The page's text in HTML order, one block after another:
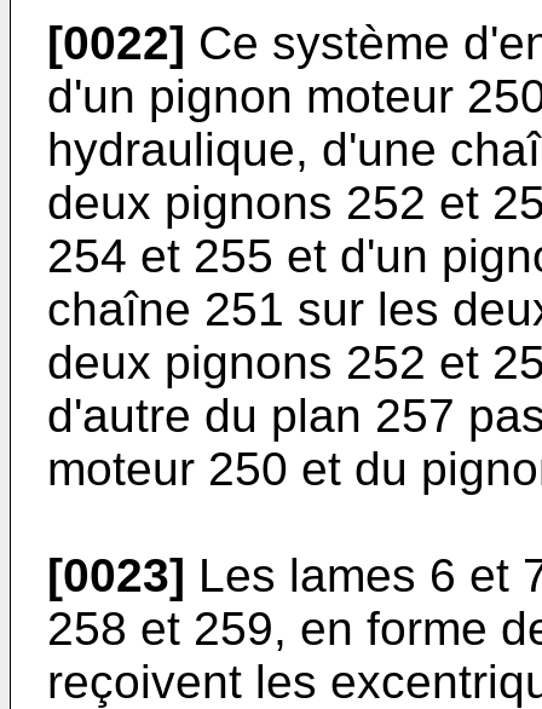
[0022] Ce système
d'un pignon moteur
hydraulique, d'une
deux pignons 252 et
254 et 255 et d'un
chaîne 251 sur les
deux pignons 252 et
d'autre du plan 257
moteur 250 et du
[0023] Les lames 6 et
258 et 259, en forme
reçoivent les